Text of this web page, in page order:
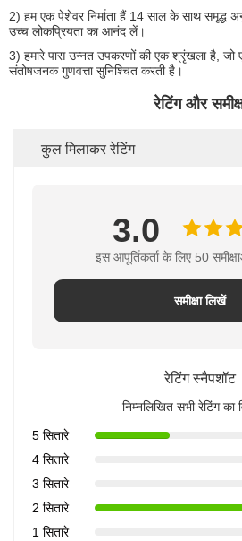
2) हम एक पेशेवर निर्माता हैं 14 साल के साथ समृद्ध
उच्च लोकप्रियता का आनंद लें।
3) हमारे पास उन्नत उपकरणों की एक श्रृंखला है, जो
संतोषजनक गुणवत्ता सुनिश्चित करती है।
रेटिंग और
कुल मिलाकर रेटिंग
3.0
इस आपूर्तिकर्ता के लिए 50
समीक्षा लिखें
रेटिंग स्नैपशॉट
निम्नलिखित सभी रेटिंग का
5 सितारे
4 सितारे
3 सितारे
2 सितारे
1 सितारे